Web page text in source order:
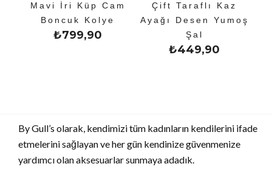
Mavi İri Küp Cam
Boncuk Kolye
₺799,90
Çift Taraflı Kaz
Ayağı Desen Yumoş
Şal
₺449,90
By Gull’s olarak, kendimizi tüm kadınların kendilerini ifade
etmelerini sağlayan ve her gün kendinize güvenmenize
yardımcı olan aksesuarlar sunmaya adadık.